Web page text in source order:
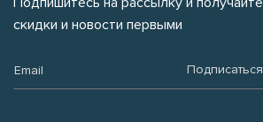
скидки и новости первыми
Подписаться